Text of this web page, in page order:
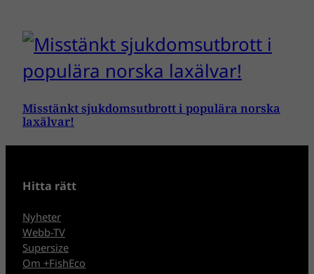
Misstänkt sjukdomsutbrott i populära norska
laxälvar!
Hitta rätt
Nyheter
Webb-TV
Supersize
Om +FishEco